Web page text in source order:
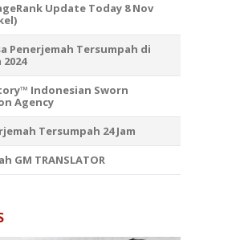
Update Today 8 Nov
Penerjemah Tersumpah di
Indonesian Sworn
Agency
Tersumpah 24 Jam
GM TRANSLATOR